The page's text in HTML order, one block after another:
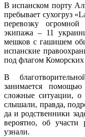
В испанском порту
пребывает сухогруз
перевозку
экипажа – 11
мешков с гашишем
испанские
под флагом Коморских
В
занимается
сложные ситуации, о
слышали, правда,
да и родственники
вероятно, об
узнали.